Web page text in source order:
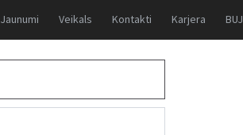
Jaunumi Veikals Kontakti Karjera BUJ